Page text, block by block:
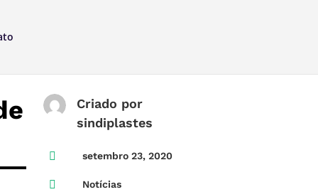
Criado por
sindiplastes
 setembro 23, 2020
 Notícias